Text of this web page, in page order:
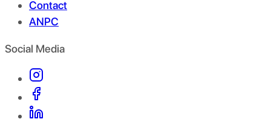
Contact
ANPC
Social Media